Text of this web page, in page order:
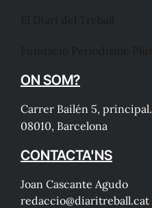
ON SOM?
Carrer Bailén 5, principal.
08010, Barcelona
CONTACTA'NS
Joan Cascante Agudo
redaccio@diaritreball.cat